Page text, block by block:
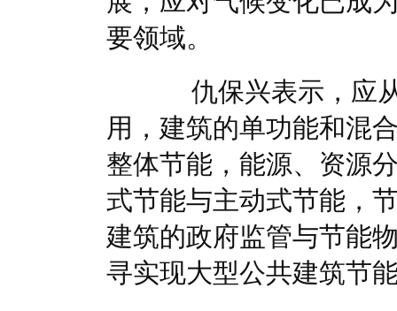
要领域。
仇保兴表示，应从
用，建筑的单功能和混
整体节能，能源、资源
式节能与主动式节能，
建筑的政府监管与节能
寻实现大型公共建筑节